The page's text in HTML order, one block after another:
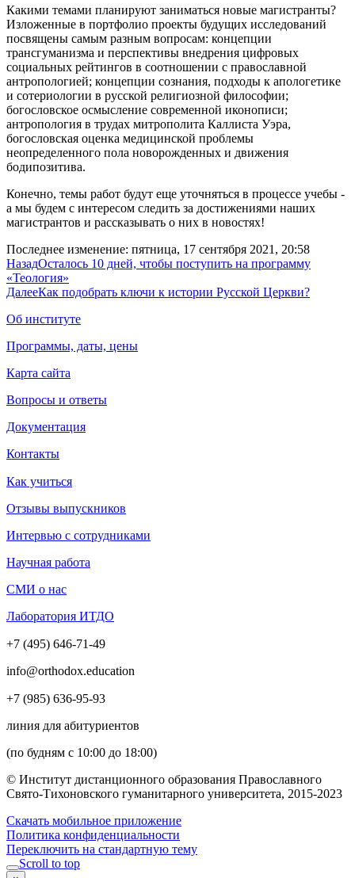
Какими темами планируют заниматься новые магистранты?
Изложенные в портфолио проекты будущих исследований
посвящены самым разным вопросам: концепции
трансгуманизма и перспективы внедрения цифровых
социальных рейтингов в соотношении с православной
антропологией; концепции сознания, подходы к апологетике
и сотериологии в русской религиозной философии;
богословское осмысление современной иконописи;
антропология в трудах митрополита Каллиста Уэра,
богословская оценка медицинской проблемы
неопределенного пола новорожденных и движения
бодипозитива.
Конечно, темы работ будут еще уточняться в процессе учебы -
а мы будем с интересом следить за достижениями наших
магистрантов и рассказывать о них в новостях!
Последнее изменение: пятница, 17 сентября 2021, 20:58
НазадОсталось 10 дней, чтобы поступить на программу
«Теология»
ДалееКак подобрать ключи к истории Русской Церкви?
Об институте
Программы, даты, цены
Карта сайта
Вопросы и ответы
Документация
Контакты
Как учиться
Отзывы выпускников
Интервью с сотрудниками
Научная работа
СМИ о нас
Лаборатория ИТДО
+7 (495) 646-71-49
info@orthodox.education
+7 (985) 636-95-93
линия для абитуриентов
(по будням с 10:00 до 18:00)
© Институт дистанционного образования Православного
Свято-Тихоновского гуманитарного университета, 2015-2023
Скачать мобильное приложение
Политика конфиденциальности
Переключить на стандартную тему
Scroll to top